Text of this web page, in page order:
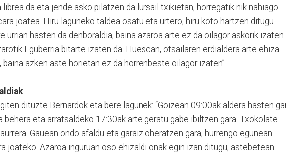
librea da eta jende asko pilatzen da lursail txikietan, horregatik nik nahiago
joatea. Hiru laguneko taldea osatu eta urtero, hiru koto hartzen ditugu
urrian hasten da denboraldia, baina azaroa arte ez da oilagor askorik izaten.
Eguberria bitarte izaten da. Huescan, otsailaren erdialdera arte ehiza
baina azken aste horietan ez da horrenbeste oilagor izaten”.
dituzte Bernardok eta bere lagunek: “Goizean 09:00ak aldera hasten
behera eta arratsaldeko 17:30ak arte geratu gabe ibiltzen gara. Txokolate
Gauean ondo afaldu eta garaiz oheratzen gara, hurrengo egunean
joateko. Azaroa inguruan oso ehizaldi onak egin izan ditugu, astebetean